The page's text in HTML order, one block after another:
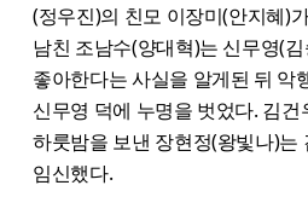
(정우진)의 친모 이장미(안지혜)
남친 조남수(양대혁)는 신무영(
좋아한다는 사실을 알게된 뒤 악
신무영 덕에 누명을 벗었다. 김
하룻밤을 보낸 장현정(왕빛나)는
임신했다.